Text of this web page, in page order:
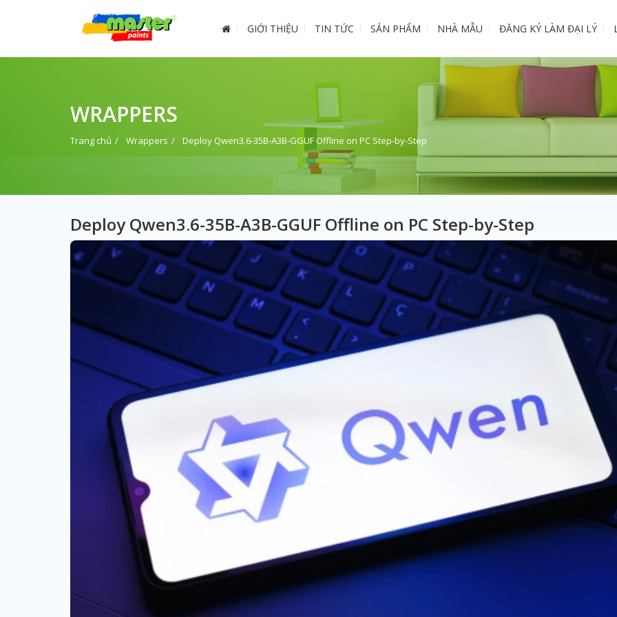
GIỚI THIỆU TIN TỨC SẢN PHẨM NHÀ MẪU ĐĂNG KÝ LÀM ĐẠI LÝ
WRAPPERS
Trang chủ Wrappers Deploy Qwen3.6-35B-A3B-GGUF Offline on PC Step-by-Step
Deploy Qwen3.6-35B-A3B-GGUF Offline on PC Step-by-Step